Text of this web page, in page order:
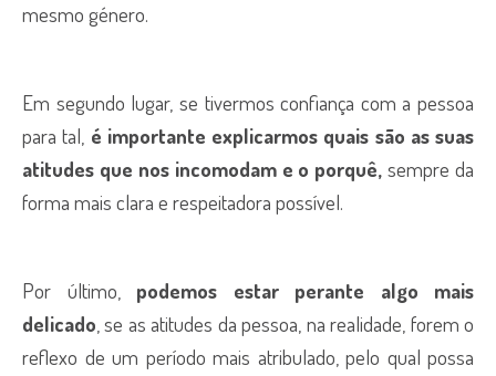
mesmo género.
Em segundo lugar, se tivermos confiança com a pessoa
para tal, é importante explicarmos quais são as suas
atitudes que nos incomodam e o porquê, sempre da
forma mais clara e respeitadora possível.
Por último, podemos estar perante algo mais
delicado , se as atitudes da pessoa, na realidade, forem o
reflexo de um período mais atribulado, pelo qual possa